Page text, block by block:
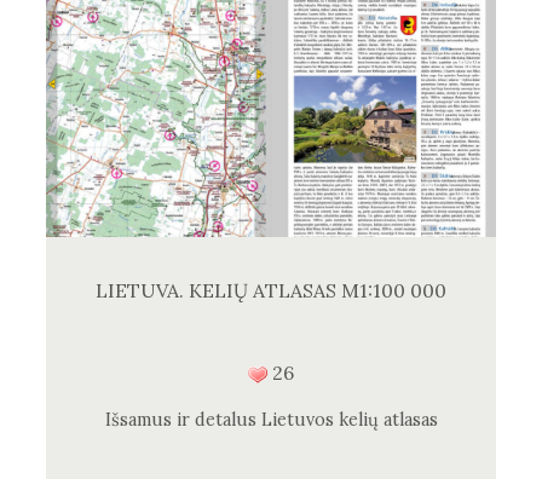
LIETUVA. KELIŲ ATLASAS M1:100 000
26
Išsamus ir detalus Lietuvos kelių atlasas